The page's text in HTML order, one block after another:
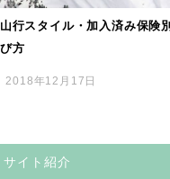
行スタイル・加入済み保険
方
2018年12月17日
サイト紹介